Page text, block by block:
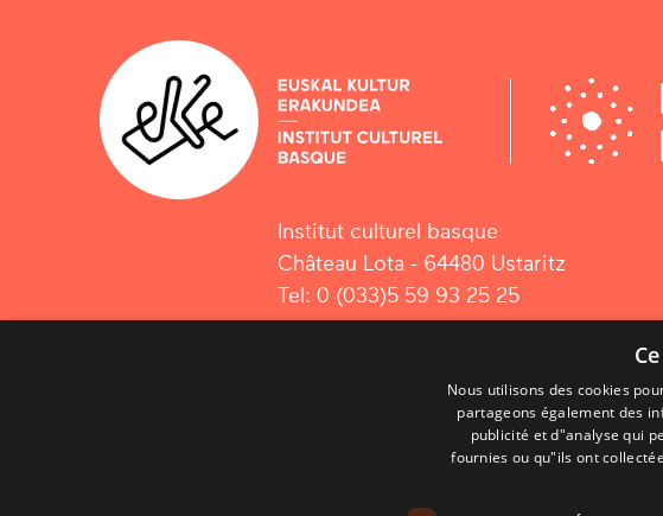
Institut culturel basque
Château Lota - 64480 Ustaritz
Tel: 0 (033)5 59 93 25 25
Nous utilisons des cookies
partageons également des
publicité et d"analyse qui
fournies ou qu"ils ont